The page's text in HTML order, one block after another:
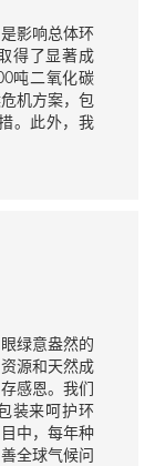
影响总体环
得了显著成
吨二氧化碳
机方案，包
。此外，我
绿意盎然的
源和天然成
感恩。我们
装来呵护环
中，每年种
全球气候问